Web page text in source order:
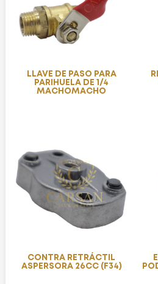
LLAVE DE PASO PARA
PARIHUELA DE 1/4
MACHOMACHO
CONTRA RETRÁCTIL
ASPERSORA 26CC (F34)